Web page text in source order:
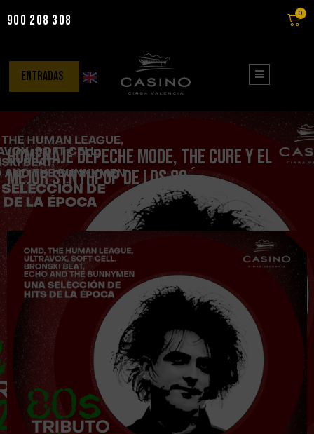
contenido
900 208 308 0
entradas
Homenaje Depeche Mode, The Cure y el
mejor Synthpop de los 80´